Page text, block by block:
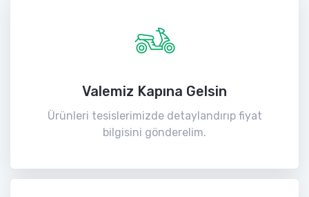
Valemiz Kapına Gelsin
Ürünleri tesislerimizde detaylandırıp fiyat
bilgisini gönderelim.